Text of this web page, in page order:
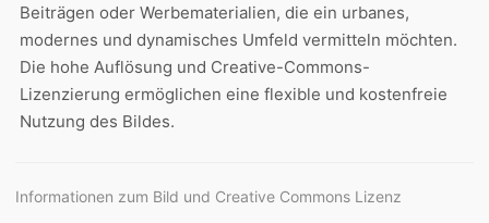
Beiträgen oder Werbematerialien, die ein urbanes,
modernes und dynamisches Umfeld vermitteln möchten.
Die hohe Auflösung und Creative-Commons-
Lizenzierung ermöglichen eine flexible und kostenfreie
Nutzung des Bildes.
Informationen zum Bild und Creative Commons Lizenz